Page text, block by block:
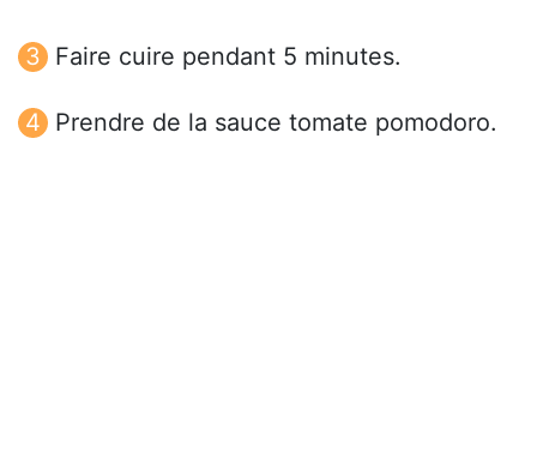
Faire cuire pendant 5 minutes.
Prendre de la sauce tomate pomodoro.